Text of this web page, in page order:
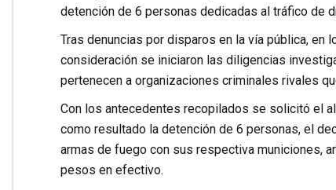
detención de 6 personas dedicadas al tráfico de
Tras denuncias por disparos en la vía pública,
consideración se iniciaron las diligencias
pertenecen a organizaciones criminales rivales
Con los antecedentes recopilados se solicitó el
como resultado la detención de 6 personas, el
armas de fuego con sus respectiva municiones,
pesos en efectivo.